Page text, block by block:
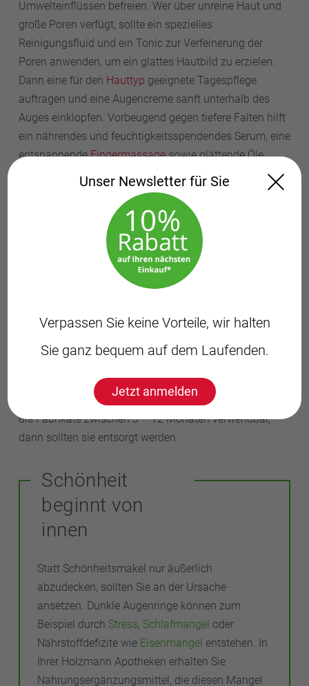
Umwelteinflüssen befreien. Wer über unreine Haut und
große Poren verfügt, sollte ein spezielles
Reinigungsfluid und ein Tonic zur Verfeinerung der
Poren anwenden, um ein glattes Hautbild zu erzielen.
Dann eine für den Hauttyp geeignete Tagespflege
auftragen und eine Augencreme sanft unterhalb des
Auges einklopfen. Vorbeugend gegen tiefere Falten hilft
ein nährendes und feuchtigkeitsspendendes Serum, eine
entspannendeFingermassagesowie glättende Öle.
Gerade Frauen, die große Poren oder tiefere Falten
haben, profitieren von einem natürlichen Make-up. Denn
je mehr Masse aufgetragen wird, desto eher setzt sich
das Produkt in den Vertiefungen ab, womit diese nicht
kaschiert, sondern erst recht betont werden! Haben Sie
zum Beispiel viele Krähenfüße empfiehlt es sich, den
Nasenwurzel aufzutragen und nicht im äußeren Bereich.
Damit wirkt der Blick wacher und heller.
den Verfall. Ein Hinweis dazu gibt Ihnen auf der
Verpackung die kleine aufgedruckte Dose. Meist sind
die Fabrikate zwischen 3 – 12 Monaten verwendbar,
dann sollten sie entsorgt werden
Schönheit
beginnt von
innen
Statt Schönheitsmakel nur äußerlich
abzudecken, sollten Sie an der Ursache
ansetzen. Dunkle Augenringe können zum
Beispiel durch Stress, Schlafmangel oder
Nährstoffdefizite wie Eisenmangel entstehen. In
Ihrer Holzmann Apotheken erhalten Sie
Nahrungsergänzungsmittel, die diesen Mangel
Unser Newsletter für Sie
Verpassen Sie keine Vorteile, wir halten
Sie ganz bequem auf dem Laufenden.
Jetzt anmelden